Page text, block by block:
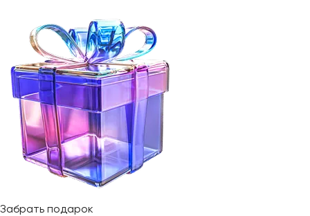
Забрать подарок